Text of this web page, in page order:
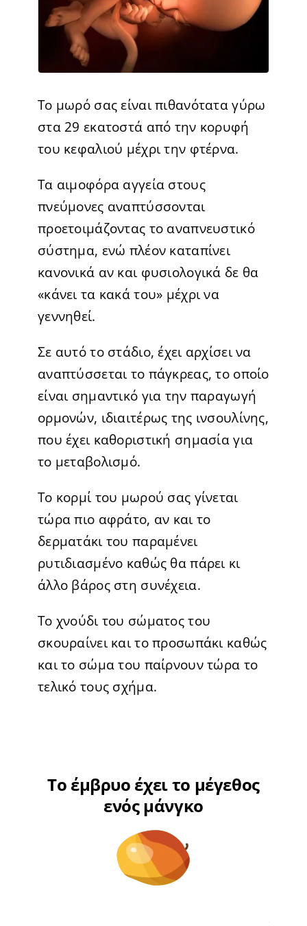
Το μωρό σας είναι πιθανότατα γύρω
στα 29 εκατοστά από την κορυφή
του κεφαλιού μέχρι την φτέρνα.
Τα αιμοφόρα αγγεία στους
πνεύμονες αναπτύσσονται
προετοιμάζοντας το αναπνευστικό
σύστημα, ενώ πλέον καταπίνει
κανονικά αν και φυσιολογικά δε θα
«κάνει τα κακά του» μέχρι να
γεννηθεί.
Σε αυτό το στάδιο, έχει αρχίσει να
αναπτύσσεται το πάγκρεας, το οποίο
είναι σημαντικό για την παραγωγή
ορμονών, ιδιαιτέρως της ινσουλίνης,
που έχει καθοριστική σημασία για
το μεταβολισμό.
Το κορμί του μωρού σας γίνεται
τώρα πιο αφράτο, αν και το
δερματάκι του παραμένει
ρυτιδιασμένο καθώς θα πάρει κι
άλλο βάρος στη συνέχεια.
Το χνούδι του σώματος του
σκουραίνει και το προσωπάκι καθώς
και το σώμα του παίρνουν τώρα το
τελικό τους σχήμα.
Το έμβρυο έχει το μέγεθος
ενός μάνγκο